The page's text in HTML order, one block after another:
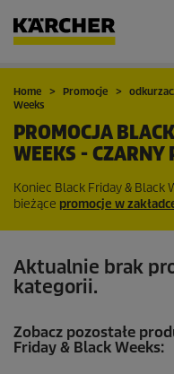
Koszyk
Lista życzeń
Home Promocje
Weeks
PROMOCJA
WEEKS - CZARNY
Koniec Black Friday & Black
bieżące promocje w
Aktualnie brak
kategorii.
Zobacz pozostałe
Friday & Black Weeks: